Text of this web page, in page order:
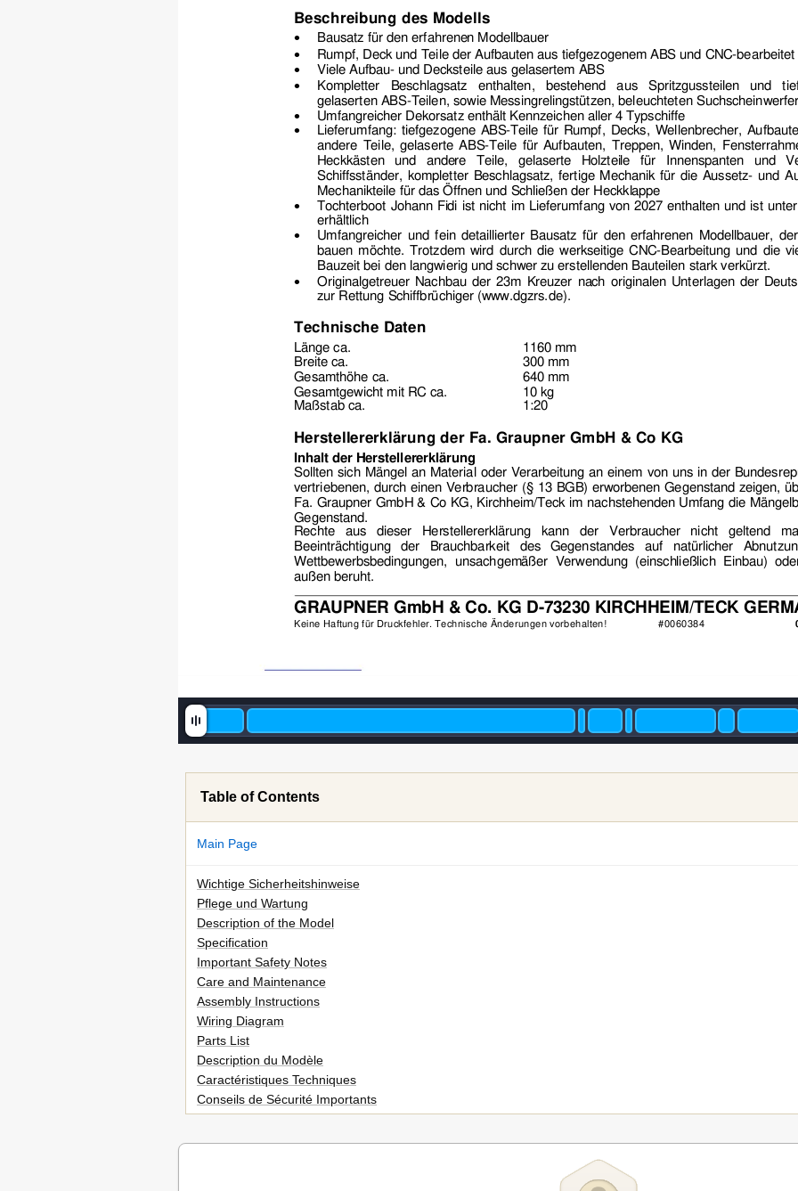
GRAUPNER GmbH & Co. KG D-73230 KIRCHHEIM/TECK
Keine Haftung für Druckfehler. Technische Änderungen vorbehalten! #0060384
Beschreibung des Modells
• Bausatz für den erfahrenen Modellbauer
• Rumpf, Deck und Teile der Aufbauten aus tiefgezogenem ABS und CNC-bearbeitet
• Viele Aufbau- und Decksteile aus gelasertem ABS
• Kompletter Beschlagsatz enthalten, bestehend aus Spritzgussteilen und
gelaserten ABS-Teilen, sowie Messingrelingstützen, beleuchteten
• Umfangreicher Dekorsatz enthält Kennzeichen aller 4 Typschiffe
• Lieferumfang: tiefgezogene ABS-Teile für Rumpf, Decks, Wellenbrecher,
andere Teile, gelaserte ABS-Teile für Aufbauten, Treppen, Winden, Fensterra
Heckkästen und andere Teile, gelaserte Holzteile für Innenspanten und
Schiffsständer, kompletter Beschlagsatz, fertige Mechanik für die Aussetz- und
Mechanikteile für das Öffnen und Schließen der Heckklappe
• Tochterboot Johann Fidi ist nicht im Lieferumfang von 2027 enthalten und ist
erhältlich
• Umfangreicher und fein detaillierter Bausatz für den erfahrenen Modellbauer,
bauen möchte. Trotzdem wird durch die werkseitige CNC-Bearbeitung und die
Bauzeit bei den langwierig und schwer zu erstellenden Bauteilen stark verkürzt.
• Originalgetreuer Nachbau der 23m Kreuzer nach originalen Unterlagen der Deut
zur Rettung Schiffbrüchiger (www.dgzrs.de).
Technische Daten
Länge
ca.
   1160
mm
Breite
ca.
   300
mm
Gesamthöhe
ca.
  640
mm
Gesamtgewicht mit RC ca.
10 kg
Maßstab
ca.
   1:20
Herstellererklärung der Fa. Graupner GmbH & Co KG
Inhalt der Herstellererklärung
Sollten sich Mängel an Material oder Verarbeitung an einem von uns in der
vertriebenen, durch einen Verbraucher (§ 13 BGB) erworbenen Gegenstand zeigen,
Fa. Graupner GmbH & Co KG, Kirchheim/Teck im nachstehenden Umfang die
Gegenstand.
Rechte aus dieser Herstellererklärung kann der Verbraucher nicht geltend
Beeinträchtigung der Brauchbarkeit des Gegenstandes auf natürlicher
Wettbewerbsbedingungen, unsachgemäßer Verwendung (einschließlich Einbau)
außen beruht.
Table of Contents
Main Page
Wichtige Sicherheitshinweise
Pflege und Wartung
Description of the Model
Specification
Important Safety Notes
Care and Maintenance
Assembly Instructions
Wiring Diagram
Parts List
Description du Modèle
Caractéristiques Techniques
Conseils de Sécurité Importants
Entretien